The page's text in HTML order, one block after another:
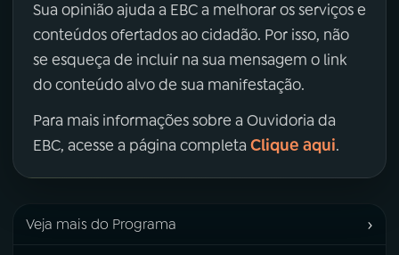
Sua opinião ajuda a EBC a melhorar os serviços e
conteúdos ofertados ao cidadão. Por isso, não
se esqueça de incluir na sua mensagem o link
do conteúdo alvo de sua manifestação.
Para mais informações sobre a Ouvidoria da
EBC, acesse a página completa Clique aqui.
Veja mais do Programa ›